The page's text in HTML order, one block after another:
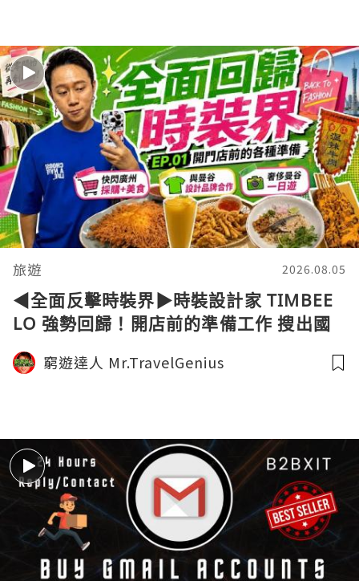
旅遊 2026.08.05
◀︎全面反擊時裝界▶︎時裝設計家 TIMBEE
LO 強勢回歸！開店前的準備工作 搜出國
外最強設計團隊Crossover｜窮遊達人4K
中字窮遊達人 Mr.TravelGenius